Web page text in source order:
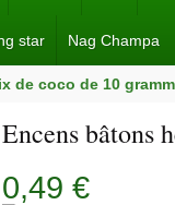
star Nag Champa
de coco de 10
Encens bâtons
0,49 €